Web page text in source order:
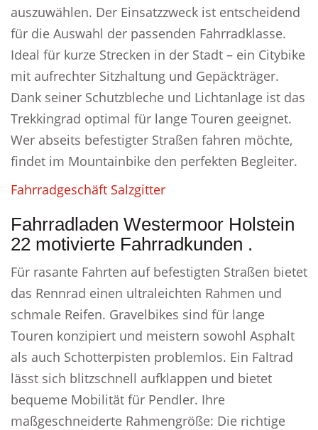
auszuwählen. Der Einsatzzweck ist entscheidend
für die Auswahl der passenden Fahrradklasse.
Ideal für kurze Strecken in der Stadt – ein Citybike
mit aufrechter Sitzhaltung und Gepäckträger.
Dank seiner Schutzbleche und Lichtanlage ist das
Trekkingrad optimal für lange Touren geeignet.
Wer abseits befestigter Straßen fahren möchte,
findet im Mountainbike den perfekten Begleiter.
Fahrradgeschäft Salzgitter
Fahrradladen Westermoor Holstein
22 motivierte Fahrradkunden .
Für rasante Fahrten auf befestigten Straßen bietet
das Rennrad einen ultraleichten Rahmen und
schmale Reifen. Gravelbikes sind für lange
Touren konzipiert und meistern sowohl Asphalt
als auch Schotterpisten problemlos. Ein Faltrad
lässt sich blitzschnell aufklappen und bietet
bequeme Mobilität für Pendler. Ihre
maßgeschneiderte Rahmengröße: Die richtige